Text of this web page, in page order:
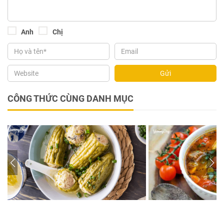
Anh Chị
Gửi
CÔNG THỨC CÙNG DANH MỤC